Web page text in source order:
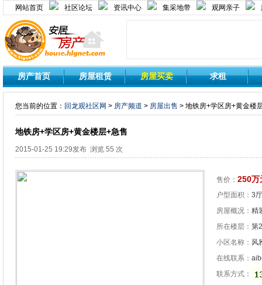
网站首页 社区论坛 资讯中心 集采地带 观网亲子
房产首页 房屋租赁 房屋买卖 求租
您当前的位置： 回龙观社区网 > 房产频道 > 房屋出售 > 地铁房+学区房+黄金楼
地铁房+学区房+黄金楼层+急售
2015-01-25 19:29发布 浏览 55 次
售价： 250万
户型面积： 3
房屋概况： 精
所在楼层： 第
小区名称： 风
在线联系：
联系方式：